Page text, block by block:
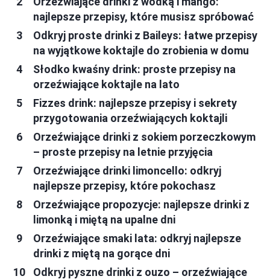
najlepsze przepisy, które musisz spróbować
Odkryj proste drinki z Baileys: łatwe przepisy
na wyjątkowe koktajle do zrobienia w domu
Słodko kwaśny drink: proste przepisy na
orzeźwiające koktajle na lato
Fizzes drink: najlepsze przepisy i sekrety
przygotowania orzeźwiających koktajli
Orzeźwiające drinki z sokiem porzeczkowym
– proste przepisy na letnie przyjęcia
Orzeźwiające drinki limoncello: odkryj
najlepsze przepisy, które pokochasz
Orzeźwiające propozycje: najlepsze drinki z
limonką i miętą na upalne dni
Orzeźwiające smaki lata: odkryj najlepsze
drinki z miętą na gorące dni
Odkryj pyszne drinki z ouzo – orzeźwiające